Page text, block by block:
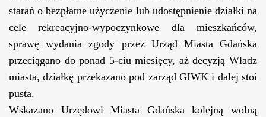
starań o bezpłatne użyczenie lub udostępnienie działki na
cele rekreacyjno-wypoczynkowe dla mieszkańców,
sprawę wydania zgody przez Urząd Miasta Gdańska
przeciągano do ponad 5-ciu miesięcy, aż decyzją Władz
miasta, działkę przekazano pod zarząd GIWK i dalej stoi
pusta.
Wskazano Urzędowi Miasta Gdańska kolejną wolną